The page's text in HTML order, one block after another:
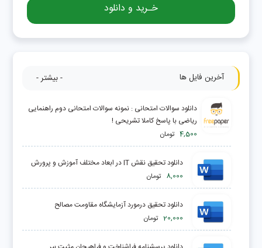
خـرید و دانلود
آخرین فایل ها - بیشتر -
دانلود سوالات امتحانی : نمونه سوالات امتحانی دوم راهنمایی
ریاضی با پاسخ کاملا تشریحی !
4,500 تومان
دانلود تحقیق نقش IT در ابعاد مختلف آموزش و پرورش
8,000 تومان
دانلود تحقیق درمورد آزمايشگاه مقاومت مصالح
20,000 تومان